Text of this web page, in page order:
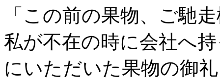
「この前の果物、ご馳
私が不在の時に会社へ
にいただいた果物の御